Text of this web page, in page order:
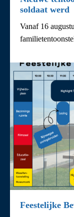
soldaat werd
Vanaf 16
Feestelijke